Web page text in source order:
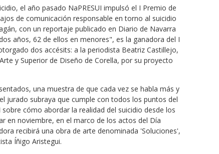
el año pasado NaPRESUI impulsó el I Premio de
de comunicación responsable en torno al suicidio
con un reportaje publicado en Diario de Navarra
años, 62 de ellos en menores", es la ganadora del I
dos accésits: a la periodista Beatriz Castillejo,
y Superior de Diseño de Corella, por su proyecto
una muestra de que cada vez se habla más y
jurado subraya que cumple con todos los puntos del
cómo abordar la realidad del suicidio desde los
en noviembre, en el marco de los actos del Día
recibirá una obra de arte denominada 'Soluciones',
Íñigo Aristegui.